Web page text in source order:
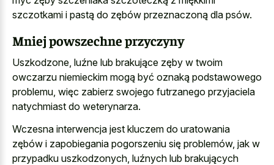
szczotkami i pastą do zębów przeznaczoną dla psów.
Mniej powszechne przyczyny
Uszkodzone, luźne lub brakujące zęby w twoim
owczarzu niemieckim mogą być oznaką podstawowego
problemu, więc zabierz swojego futrzanego przyjaciela
natychmiast do weterynarza.
Wczesna interwencja jest kluczem do uratowania
zębów i zapobiegania pogorszeniu się problemów, jak w
przypadku uszkodzonych, luźnych lub brakujących